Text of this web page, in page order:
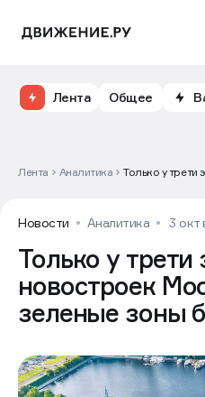
Лента Общее
Лента Аналитика
Только у
Новости Аналитика 3 окт
Только у трети
новостроек
зеленые зоны